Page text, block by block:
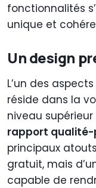
fonctionnalités
unique et
Un design
L’un des
réside dans la
niveau
rapport qualité-
principaux
gratuit, mais
capable de